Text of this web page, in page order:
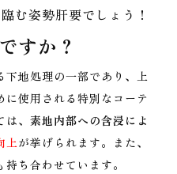
む姿勢肝要でしょう！
すか？
下地処理の一部であり、上
使用される特別なコーテ
は、素地内部への含浸によ
上が挙げられます。また、
ち合わせています。